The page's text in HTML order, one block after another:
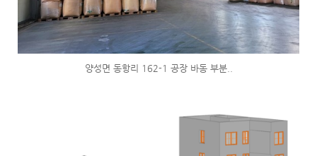
양성면 동항리 162-1 공장 바동 부분..